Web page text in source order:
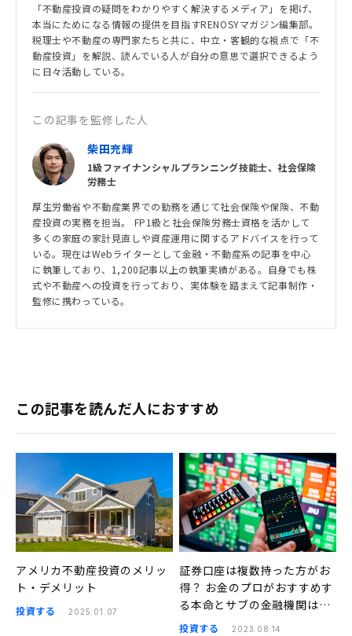
「不動産投資の疑問をわかりやすく解決するメディア」を掲げ、
本当にためになる情報の提供を目指すRENOSYマガジン編集部。
税理士や不動産の専門家たちと共に、中立・客観的な視点で「不
動産投資」を解説、読んでいる人が自分の意思で選択できるよう
に日々活動している。
この記事を監修した人
柴田充輝
1級ファイナンシャルプランニング技能士、社会保険
労務士
厚生労働省や不動産業界での勤務を通じて社会保険や保険、不動
産投資の実務を担当。 FP1級と社会保険労務士資格を活かして
多くの家庭の家計見直しや資産運用に関するアドバイスを行って
いる。現在はWebライターとして金融・不動産系の記事を中心
に執筆しており、1,200記事以上の執筆実績がある。自身でも株
式や不動産への投資を行っており、実体験を踏まえて記事制作・
監修に携わっている。
この記事を読んだ人におすすめ
アメリカ不動産投資のメリッ
ト・デメリット
投資する 2025.01.07
証券口座は複数持った方がお
得？ お金のプロがおすすめす
る本命とサブの金融機関はこ
ちら
投資する 2023.08.14